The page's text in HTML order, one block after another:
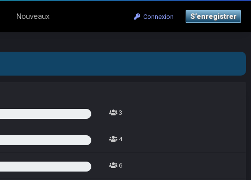
Connexion S’enregistrer
Nouveaux
3
4
6